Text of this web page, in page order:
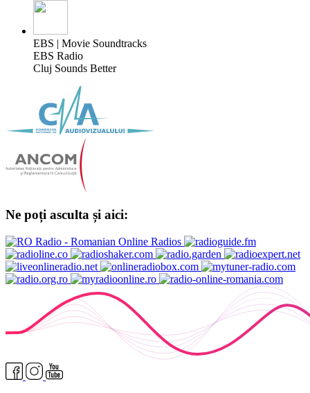
EBS | Movie Soundtracks
EBS Radio
Cluj Sounds Better
Ne poți asculta și aici: